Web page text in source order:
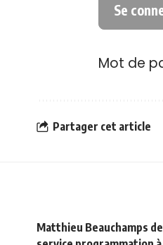
Mot de
Partager cet article
Matthieu Beauchamps